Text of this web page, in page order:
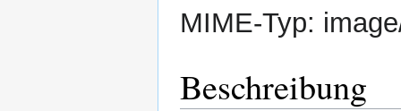
MIME-Typ:
Beschreibung